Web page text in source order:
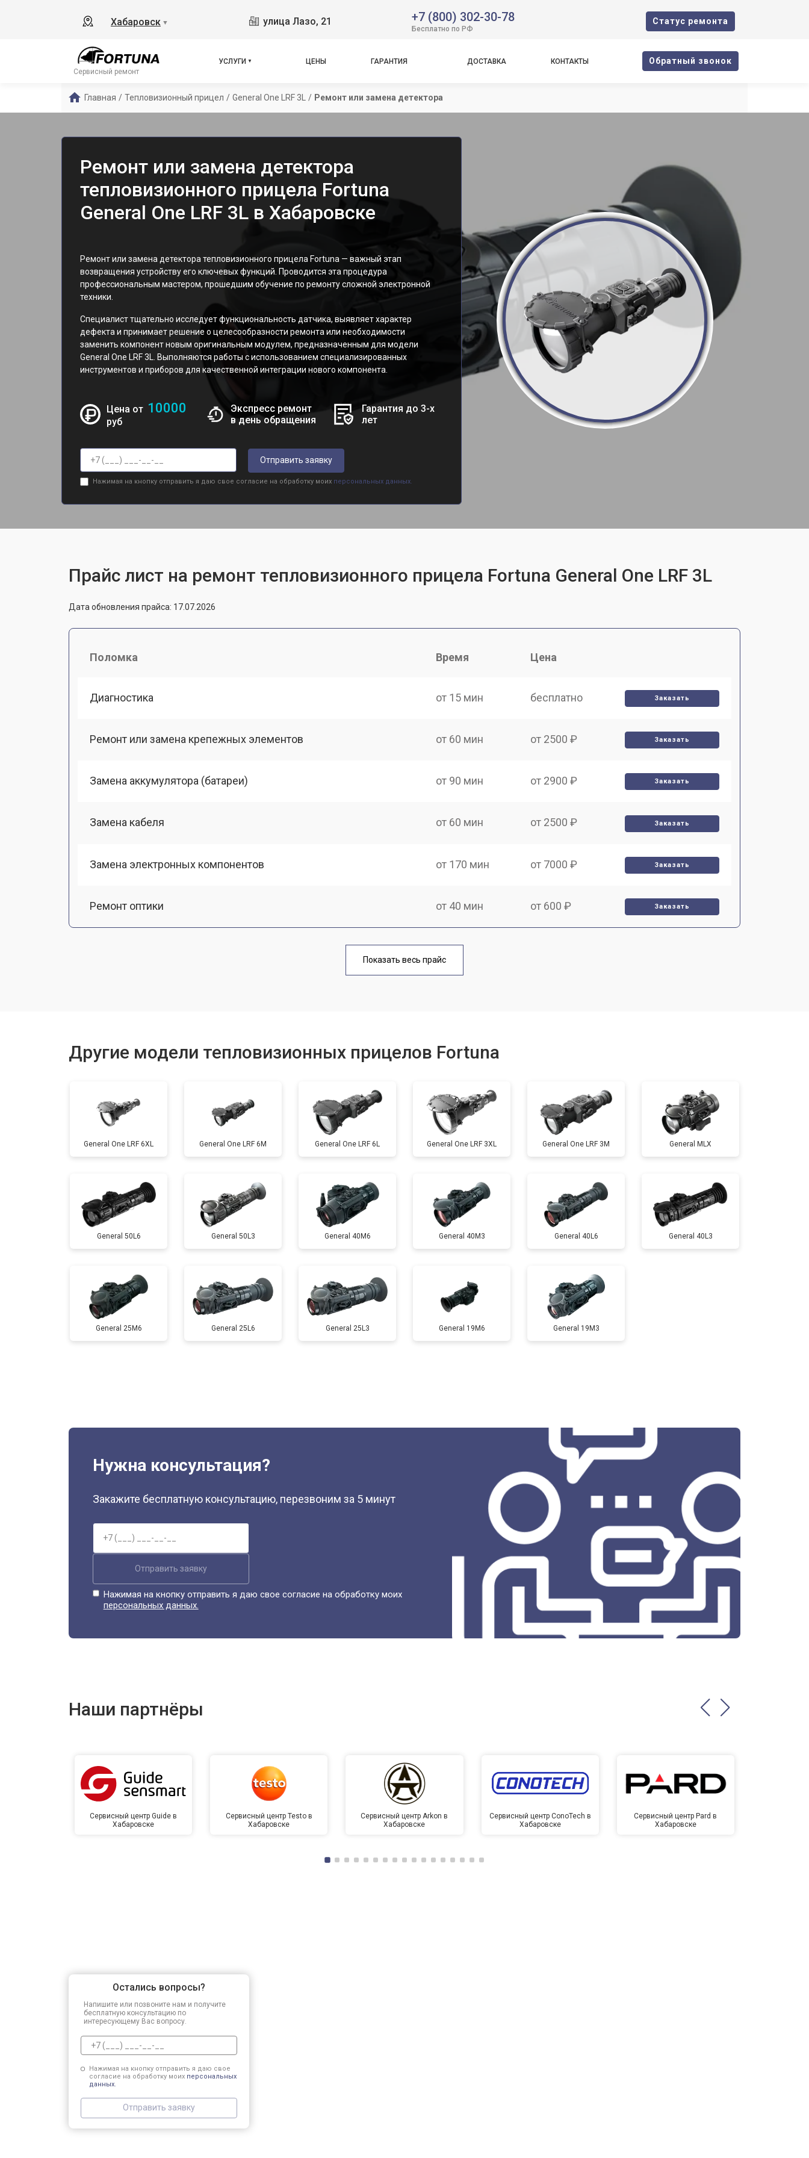
Хабаровск ▼ улица Лазо, 21 +7 (800) 302-30-78
Бесплатно по РФ
Cтатус ремонта
Сервисный ремонт
УСЛУГИ ЦЕНЫ ГАРАНТИЯ ДОСТАВКА КОНТАКТЫ Oбратный звонок
Главная / Тепловизионный прицел / General One LRF 3L / Ремонт или замена детектора
Ремонт или замена детектора
тепловизионного прицела Fortuna
General One LRF 3L в Хабаровске
Ремонт или замена детектора тепловизионного прицела Fortuna — важный этап
возвращения устройству его ключевых функций. Проводится эта процедура
профессиональным мастером, прошедшим обучение по ремонту сложной электронной
техники.
Специалист тщательно исследует функциональность датчика, выявляет характер
дефекта и принимает решение о целесообразности ремонта или необходимости
заменить компонент новым оригинальным модулем, предназначенным для модели
General One LRF 3L. Выполняются работы с использованием специализированных
инструментов и приборов для качественной интеграции нового компонента.
Цена от 10000
руб
Экспресс ремонт
в день обращения
Гарантия до 3-х
лет
Отправить заявку
Нажимая на кнопку отправить я даю свое согласие на обработку моих персональных данных.
Прайс лист на ремонт тепловизионного прицела Fortuna General One LRF 3L
Дата обновления прайса: 17.07.2026
Поломка Время Цена
Диагностика от 15 мин бесплатно Заказать
Ремонт или замена крепежных элементов от 60 мин от 2500 ₽ Заказать
Замена аккумулятора (батареи) от 90 мин от 2900 ₽ Заказать
Замена кабеля от 60 мин от 2500 ₽ Заказать
Замена электронных компонентов от 170 мин от 7000 ₽ Заказать
Ремонт оптики от 40 мин от 600 ₽ Заказать
от 170 мин
Показать весь прайс
Другие модели тепловизионных прицелов Fortuna
General One LRF 6XL General One LRF 6M General One LRF 6L General One LRF 3XL General One LRF 3M General MLX
General 50L6 General 50L3 General 40M6 General 40M3 General 40L6 General 40L3
General 25M6 General 25L6 General 25L3 General 19M6 General 19M3
Нужна консультация?
Закажите бесплатную консультацию, перезвоним за 5 минут
Отправить заявку
Нажимая на кнопку отправить я даю свое согласие на обработку моих
персональных данных.
Наши партнёры
Сервисный центр Guide в
Хабаровске
Сервисный центр Testo в
Хабаровске
Сервисный центр Arkon в
Хабаровске
Сервисный центр ConoTech в
Хабаровске
Сервисный центр Pard в
Хабаровске
Остались вопросы?
Напишите или позвоните нам и получите
бесплатную консультацию по
интересующему Вас вопросу.
Нажимая на кнопку отправить я даю свое
согласие на обработку моих персональных
данных.
Отправить заявку